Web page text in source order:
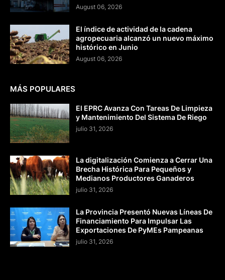
August 06, 2026
El índice de actividad de la cadena
agropecuaria alcanzó un nuevo máximo
histórico en Junio
August 06, 2026
MÁS POPULARES
El EPRC Avanza Con Tareas De Limpieza
y Mantenimiento Del Sistema De Riego
julio 31, 2026
La digitalización Comienza a Cerrar Una
Brecha Histórica Para Pequeños y
Medianos Productores Ganaderos
julio 31, 2026
La Provincia Presentó Nuevas Líneas De
Financiamiento Para Impulsar Las
Exportaciones De PyMEs Pampeanas
julio 31, 2026